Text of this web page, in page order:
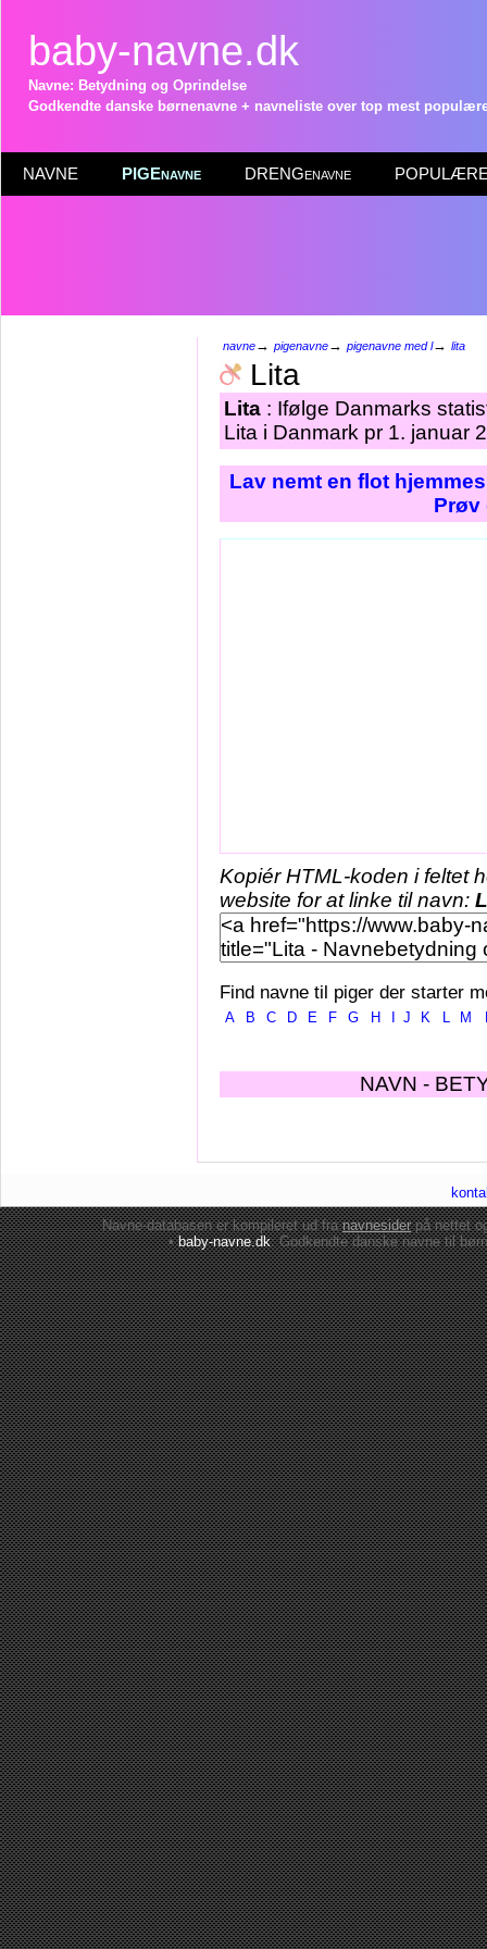
baby-navne.dk
Navne: Betydning og Oprindelse
Godkendte danske børnenavne + navneliste over top mest
NAVNE PIGEnavne DRENGenavne POPULÆRE
navne→ pigenavne→ pigenavne med l→ lita
Lita
Lita : Ifølge Danmarks
Lita i Danmark pr 1. januar
Lav nemt en flot
Prøv
Kopiér HTML-koden i feltet
website for at linke til navn:
Find navne til piger der starter
A B C D E F G H J K L M
NAVN -
Navne-databasen er kompileret ud franavnesiderpå nettet
•baby-navne.dk: Godkendte danskenavne til børn